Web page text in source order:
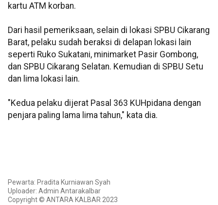
kartu ATM korban.
Dari hasil pemeriksaan, selain di lokasi SPBU Cikarang
Barat, pelaku sudah beraksi di delapan lokasi lain
seperti Ruko Sukatani, minimarket Pasir Gombong,
dan SPBU Cikarang Selatan. Kemudian di SPBU Setu
dan lima lokasi lain.
"Kedua pelaku dijerat Pasal 363 KUHpidana dengan
penjara paling lama lima tahun," kata dia.
Pewarta: Pradita Kurniawan Syah
Uploader: Admin Antarakalbar
Copyright © ANTARA KALBAR 2023